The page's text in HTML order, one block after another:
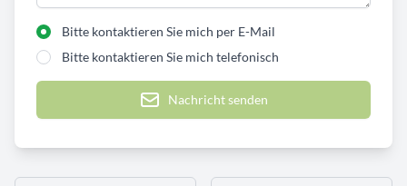
Bitte kontaktieren Sie mich per E-Mail
Bitte kontaktieren Sie mich telefonisch
Nachricht senden